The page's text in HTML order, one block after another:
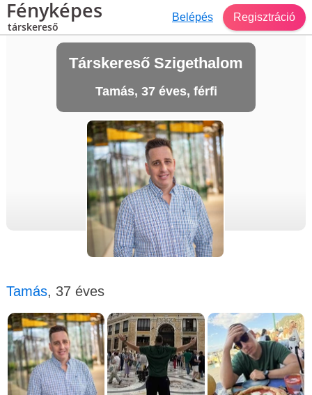
Fényképes
társkereső
Belépés Regisztráció
Társkereső Szigethalom
Tamás, 37 éves, férfi
Tamás, 37 éves